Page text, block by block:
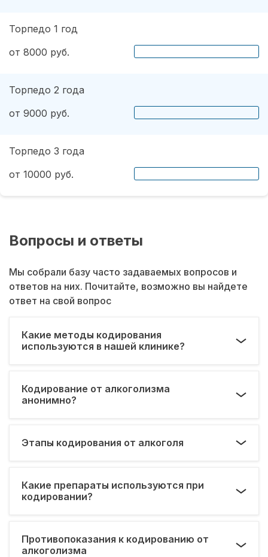
Торпедо 1 год
от 8000 руб.
Торпедо 2 года
от 9000 руб.
Торпедо 3 года
от 10000 руб.
Вопросы и ответы
Мы собрали базу часто задаваемых вопросов и
ответов на них. Почитайте, возможно вы найдете
ответ на свой вопрос
Какие методы кодирования
используются в нашей клинике?
Кодирование от алкоголизма
анонимно?
Этапы кодирования от алкоголя
Какие препараты используются при
кодировании?
Противопоказания к кодированию от
алкоголизма